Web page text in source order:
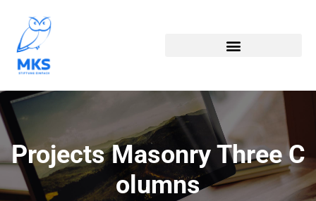
Projects Masonry Three C
Olumns